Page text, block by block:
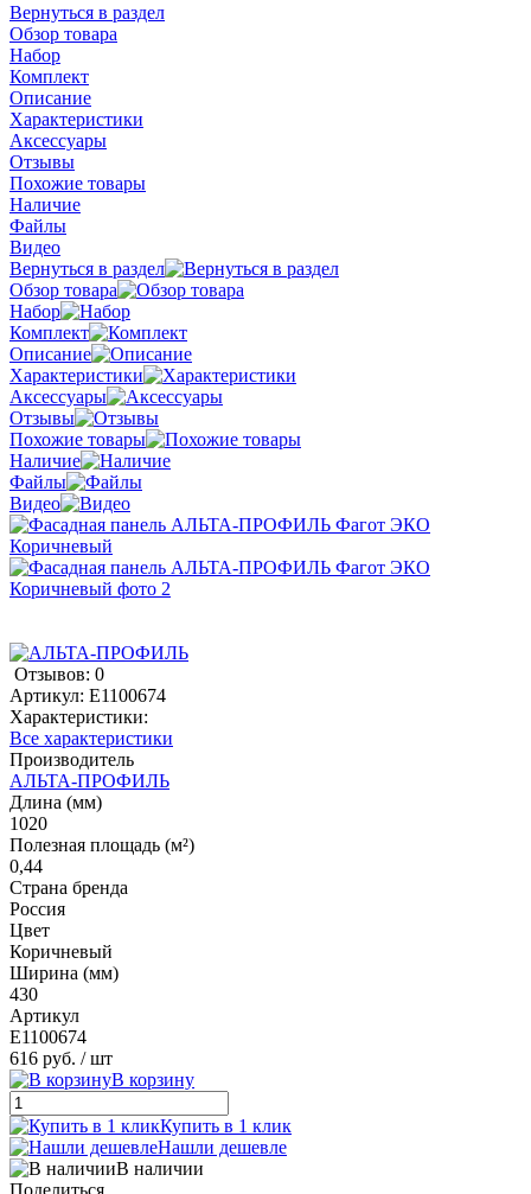
Вернуться в раздел
Обзор товара
Набор
Комплект
Описание
Характеристики
Аксессуары
Отзывы
Похожие товары
Наличие
Файлы
Видео
Вернуться в раздел
Обзор товара
Набор
Комплект
Описание
Характеристики
Аксессуары
Отзывы
Похожие товары
Наличие
Файлы
Видео
Отзывов: 0
Артикул: E1100674
Характеристики:
Все характеристики
Производитель
АЛЬТА-ПРОФИЛЬ
Длина (мм)
1020
Полезная площадь (м²)
0,44
Страна бренда
Россия
Цвет
Коричневый
Ширина (мм)
430
Артикул
E1100674
616 руб. / шт
В корзину
Купить в 1 клик
Нашли дешевле
В наличии
Поделиться